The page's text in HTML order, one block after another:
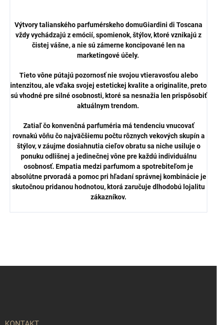
Výtvory talianského parfumérskeho domuGiardini di Toscana
vždy vychádzajú z emócií, spomienok, štýlov, ktoré vznikajú z
čistej vášne, a nie sú zámerne koncipované len na
marketingové účely.
Tieto vône pútajú pozornosť nie svojou vtieravosťou alebo
intenzitou, ale vďaka svojej estetickej kvalite a originalite, preto
sú vhodné pre silné osobnosti, ktoré sa nesnažia len prispôsobiť
aktuálnym trendom.
Zatiaľ čo konvenčná parfuméria má tendenciu vnucovať
rovnakú vôňu čo najväčšiemu počtu rôznych vekových skupín a
štýlov, v záujme dosiahnutia cieľov obratu sa niche usiluje o
ponuku odlišnej a jedinečnej vône pre každú individuálnu
osobnosť. Empatia medzi parfumom a spotrebiteľom je
absolútne prvoradá a pomoc pri hľadaní správnej kombinácie je
skutočnou pridanou hodnotou, ktorá zaručuje dlhodobú lojalitu
zákazníkov.